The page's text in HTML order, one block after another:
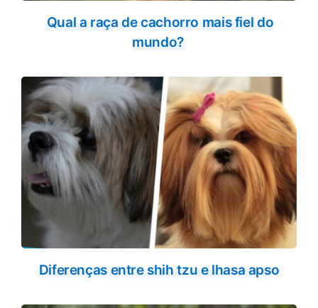
Qual a raça de cachorro mais fiel do
mundo?
Diferenças entre shih tzu e lhasa apso